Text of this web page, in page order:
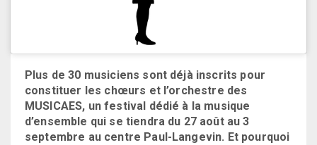
Plus de 30 musiciens sont déjà inscrits pour
constituer les chœurs et l’orchestre des
MUSICAES, un festival dédié à la musique
d’ensemble qui se tiendra du 27 août au 3
septembre au centre Paul-Langevin. Et pourquoi